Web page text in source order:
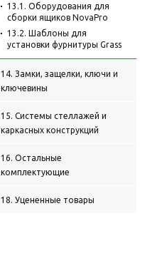
13.1. Оборудования для
сборки ящиков NovaPro
13.2. Шаблоны для
установки фурнитуры Grass
14. Замки, защелки, ключи и
ключевины
15. Системы стеллажей и
каркасных конструкций
16. Остальные
комплектующие
18. Уцененные товары